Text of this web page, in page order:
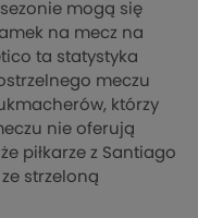
mogą się
na mecz na
ta statystyka
meczu
którzy
nie oferują
piłkarze z Santiago
strzeloną